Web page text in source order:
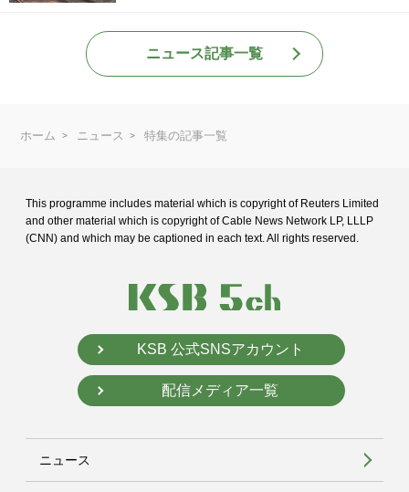
ニュース記事一覧
ホーム ニュース 特集の記事一覧
This programme includes material which is copyright of Reuters Limited
and other material which is copyright of Cable News Network LP, LLLP
(CNN) and which may be captioned in each text. All rights reserved.
KSB 公式SNSアカウント
配信メディア一覧
ニュース